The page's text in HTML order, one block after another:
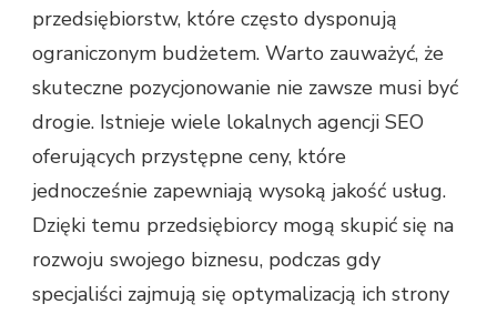
przedsiębiorstw, które często dysponują
ograniczonym budżetem. Warto zauważyć, że
skuteczne pozycjonowanie nie zawsze musi być
drogie. Istnieje wiele lokalnych agencji SEO
oferujących przystępne ceny, które
jednocześnie zapewniają wysoką jakość usług.
Dzięki temu przedsiębiorcy mogą skupić się na
rozwoju swojego biznesu, podczas gdy
specjaliści zajmują się optymalizacją ich strony